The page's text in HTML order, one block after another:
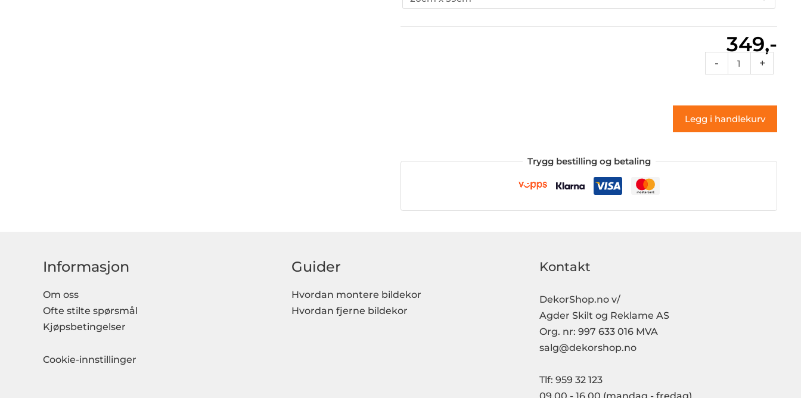
349,-
-
Flames
(klistremerke)
antall
+
Legg i handlekurv
Trygg bestilling og betaling
Informasjon
Om oss
Ofte stilte spørsmål
Kjøpsbetingelser
Cookie-innstillinger
Guider
Hvordan montere bildekor
Hvordan fjerne bildekor
Kontakt
DekorShop.no v/
Agder Skilt og Reklame AS
Org. nr: 997 633 016 MVA
salg@dekorshop.no
Tlf: 959 32 123